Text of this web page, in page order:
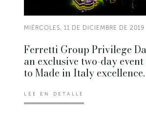
MIÉRCOLES, 11 DE DICIEMBRE DE 2019
Ferretti Group Privilege
an exclusive two-day
to Made in Italy excellence.
LEE EN DETALLE